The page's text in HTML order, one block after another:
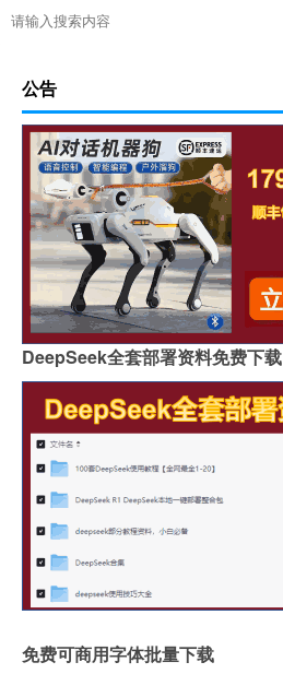
公告
DeepSeek全套部署资料免费下载
免费可商用字体批量下载